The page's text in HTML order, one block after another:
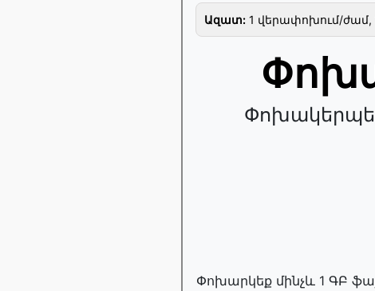
Ազատ: 1 վերափոխում/ժամ,
Փոխարկեք մինչև 1 ԳԲ